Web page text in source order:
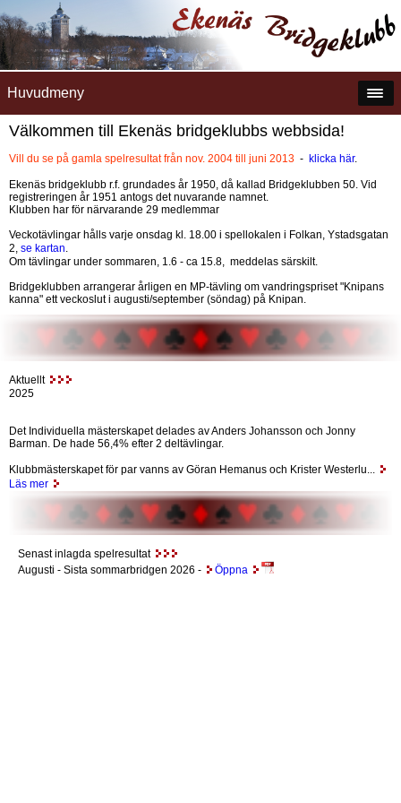
Huvudmeny
Välkommen till Ekenäs bridgeklubbs webbsida!
Vill du se på gamla spelresultat från nov. 2004 till juni 2013 - klicka här.
Ekenäs bridgeklubb r.f. grundades år 1950, då kallad Bridgeklubben 50. Vid
registreringen år 1951 antogs det nuvarande namnet.
Klubben har för närvarande 29 medlemmar
Veckotävlingar hålls varje onsdag kl. 18.00 i spellokalen i Folkan, Ystadsgatan
2, se kartan
Om tävlingar under sommaren, 1.6 - ca 15.8, meddelas särskilt.
Bridgeklubben arrangerar årligen en MP-tävling om vandringspriset "Knipans
kanna" ett veckoslut i augusti/september (söndag) på Knipan.
Aktuellt
2025
Det Individuella mästerskapet delades av Anders Johansson och Jonny
Barman. De hade 56,4% efter 2 deltävlingar.
Klubbmästerskapet för par vanns av Göran Hemanus och Krister Westerlu...
Läs mer
Senast inlagda spelresultat
Augusti - Sista sommarbridgen 2026 - Öppna